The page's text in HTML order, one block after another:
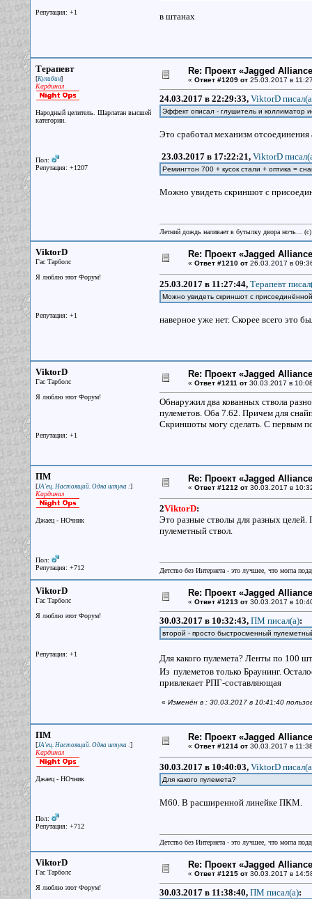
Репутация: +1 в штанах
Терапевт
[Кулибин]
Кардинал
Народный целитель. Шарлатан высшей
категории.
Пол:
Репутация: +1207
Re: Проект «Jagged
« Ответ #1209 от25.03.2017 в
24.03.2017 в 22:29:33, ViktorD
Эффект описал - глушитель и коллиматор
Это сработал механизм
23.03.2017 в 17:22:21, ViktorD
Ремингтон 700 + кусок стали + оптика =
Можно увидеть скриншот с
Летний дождь наливает в бутылку двора ночь...
ViktorD
Гас Тарболс
Я люблю этот Форум!
Репутация: +1
Re: Проект «Jagged
« Ответ #1210 от26.03.2017 в
25.03.2017 в 11:27:44, Терапевт
Можно увидеть скриншот с
наверное уже нет. Скорее всего это
ViktorD
Гас Тарболс
Я люблю этот Форум!
Репутация: +1
Re: Проект «Jagged
« Ответ #1211 от30.03.2017 в
Обнаружил два кованных ствола
пулеметов. Оба 7.62. Причем для
Скриншоты могу сделать. С первым
ПМ
[JA'ец. Настоящий. Одна штука :]
Кардинал
Джаец - НОчник
Пол:
Репутация: +712
Re: Проект «Jagged
« Ответ #1212 от30.03.2017 в
2ViktorD:
Это разные стволы для разных
пулеметный ствол.
Детство без Интернета - это лучшее, что могла
ViktorD
Гас Тарболс
Я люблю этот Форум!
Репутация: +1
Re: Проект «Jagged
« Ответ #1213 от30.03.2017 в
30.03.2017 в 10:32:43, ПМ писал(a):
второй - просто быстросменный
Для какого пулемета? Ленты по 100
Из пулеметов только Браунинг.
привлекает РПГ-составляющая
« Изменён в : 30.03.2017 в 10:41:40
ПМ
[JA'ец. Настоящий. Одна штука :]
Кардинал
Джаец - НОчник
Пол:
Репутация: +712
Re: Проект «Jagged
« Ответ #1214 от30.03.2017 в
30.03.2017 в 10:40:03, ViktorD
Для какого пулемета?
М60. В расширенной линейке ПКМ.
Детство без Интернета - это лучшее, что могла
ViktorD
Гас Тарболс
Я люблю этот Форум!
Re: Проект «Jagged
« Ответ #1215 от30.03.2017 в
30.03.2017 в 11:38:40, ПМ писал(a):